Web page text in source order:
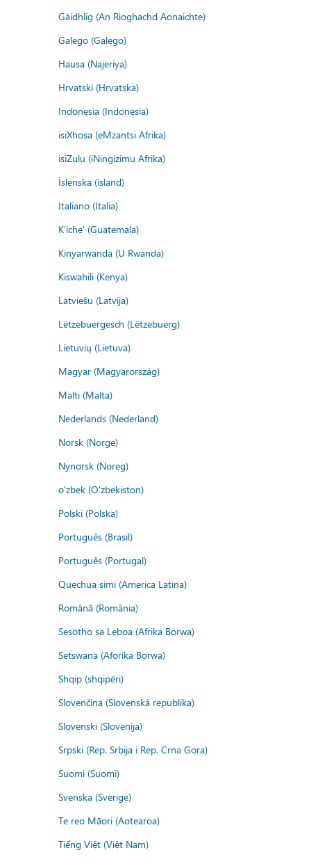
Gàidhlig (An Rìoghachd Aonaichte)
Galego (Galego)
Hausa (Najeriya)
Hrvatski (Hrvatska)
Indonesia (Indonesia)
isiXhosa (eMzantsi Afrika)
isiZulu (iNingizimu Afrika)
Íslenska (ísland)
Italiano (Italia)
K'iche' (Guatemala)
Kinyarwanda (U Rwanda)
Kiswahili (Kenya)
Latviešu (Latvija)
Lëtzebuergesch (Lëtzebuerg)
Lietuvių (Lietuva)
Magyar (Magyarország)
Malti (Malta)
Nederlands (Nederland)
Norsk (Norge)
Nynorsk (Noreg)
o'zbek (O'zbekiston)
Polski (Polska)
Português (Brasil)
Português (Portugal)
Quechua simi (America Latina)
Română (România)
Sesotho sa Leboa (Afrika Borwa)
Setswana (Aforika Borwa)
Shqip (shqipëri)
Slovenčina (Slovenská republika)
Slovenski (Slovenija)
Srpski (Rep. Srbija i Rep. Crna Gora)
Suomi (Suomi)
Svenska (Sverige)
Te reo Māori (Aotearoa)
Tiếng Việt (Việt Nam)